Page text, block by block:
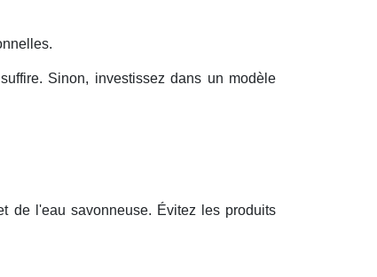
Sinon, investissez dans un modèle
de l'eau savonneuse. Évitez les produits